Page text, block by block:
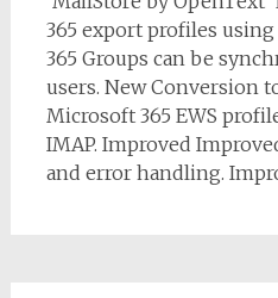
365 export profiles
365 Groups can be
users. New Conversion
Microsoft 365 EWS
IMAP. Improved
and error handling.